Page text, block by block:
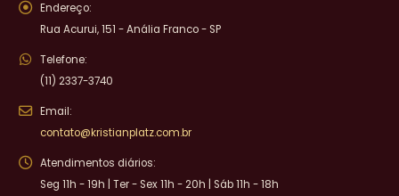
Endereço:
Rua Acurui, 151 - Anália Franco - SP
Telefone:
(11) 2337-3740
Email:
contato@kristianplatz.com.br
Atendimentos diários:
Seg 11h - 19h | Ter - Sex 11h - 20h | Sáb 11h - 18h